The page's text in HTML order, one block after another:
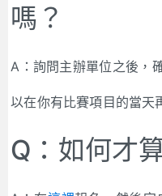
嗎？
A：詢問主辦單位之後，
以在你有比賽項目的當天
Q：如何才